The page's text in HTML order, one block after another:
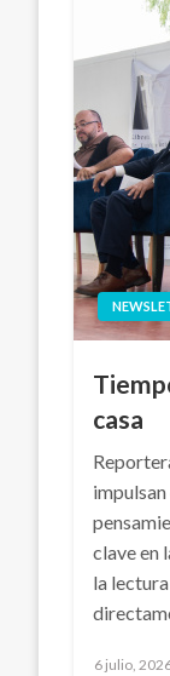
casa
clave en
la
Publicado
6 julio,